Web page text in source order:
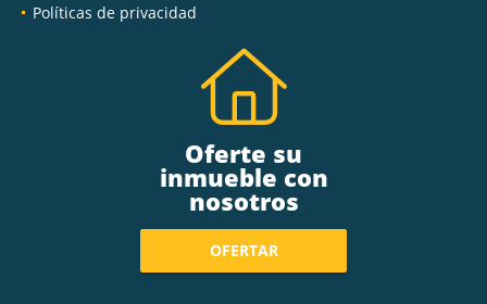
Políticas de privacidad
Oferte su
inmueble con
nosotros
OFERTAR